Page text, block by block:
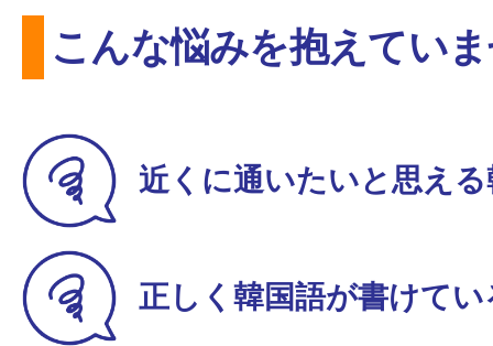
こんな悩みを抱えてい
近くに通いたいと思え
正しく韓国語が書けて